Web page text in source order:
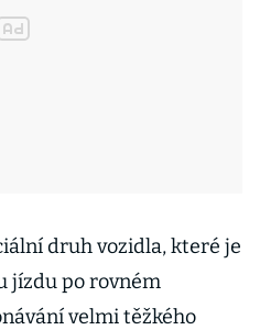
druh vozidla, které je
jízdu po rovném
velmi těžkého